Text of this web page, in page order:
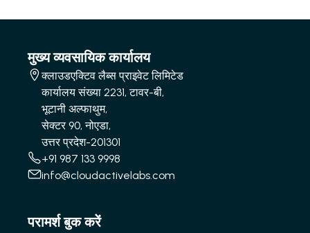
मुख्य व्यवसायिक कार्यालय
क्लाउडएक्टिव लैब्स प्राइवेट लिमिटेड
कार्यालय संख्या 2231, टावर-बी,
भूटानी अल्फाथुम,
सेक्टर 90, नोएडा,
उत्तर प्रदेश-201301
+91 987 133 9998
info@cloudactivelabs.com
परामर्श बुक करें